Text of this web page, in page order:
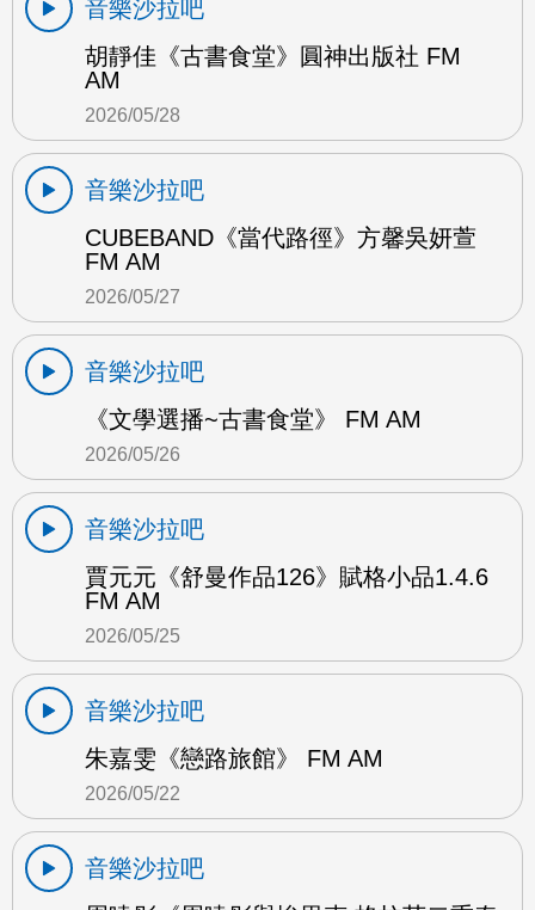
音樂沙拉吧
胡靜佳《古書食堂》圓神出版社 FM
AM
2026/05/28
音樂沙拉吧
CUBEBAND《當代路徑》方馨吳妍萱
FM AM
2026/05/27
音樂沙拉吧
《文學選播~古書食堂》 FM AM
2026/05/26
音樂沙拉吧
賈元元《舒曼作品126》賦格小品1.4.6
FM AM
2026/05/25
音樂沙拉吧
朱嘉雯《戀路旅館》 FM AM
2026/05/22
音樂沙拉吧